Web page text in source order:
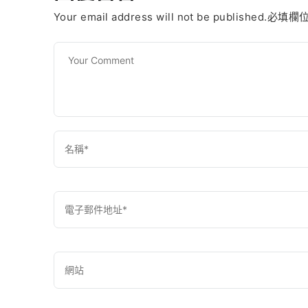
Your email address will not be published.必填欄